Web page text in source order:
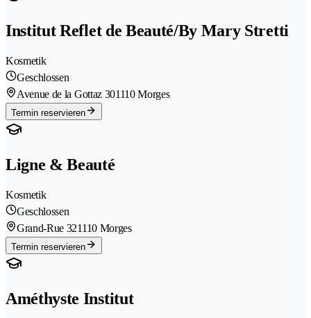
Institut Reflet de Beauté/By Mary Stretti
Kosmetik
Geschlossen
Avenue de la Gottaz 301110 Morges
Termin reservieren
Ligne & Beauté
Kosmetik
Geschlossen
Grand-Rue 321110 Morges
Termin reservieren
Améthyste Institut